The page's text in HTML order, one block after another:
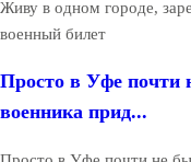
Живу в одном городе,
военный билет
Просто в Уфе почти
военника прид...